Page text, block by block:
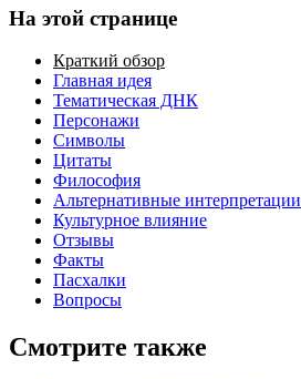
На этой странице
Краткий обзор
Главная идея
Тематическая ДНК
Персонажи
Символы
Цитаты
Философия
Альтернативные интерпретации
Культурное влияние
Отзывы
Факты
Пасхалки
Вопросы
Смотрите также